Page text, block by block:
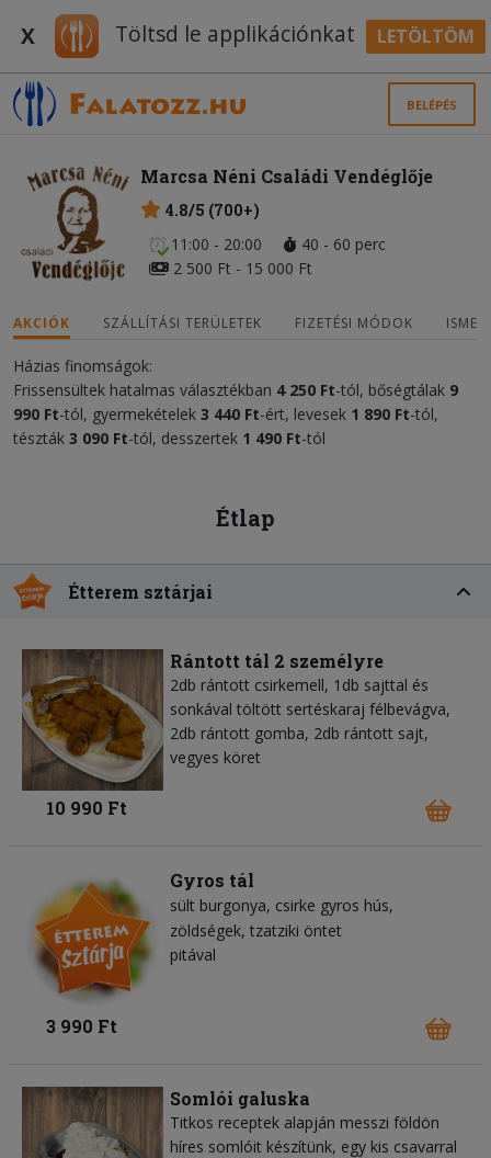
X Töltsd le applikációnkat LETÖLTÖM
BELÉPÉS
Marcsa Néni Családi Vendéglője
4.8/5 (700+)
11:00 - 20:00
40 - 60 perc
2 500 Ft - 15 000 Ft
AKCIÓK SZÁLLÍTÁSI TERÜLETEK FIZETÉSI MÓDOK
Házias finomságok:
Frissensültek hatalmas választékban 4 250 Ft-tól, bőségtálak 9
990 Ft-tól, gyermekételek 3 440 Ft-ért, levesek 1 890 Ft-tól,
tészták 3 090 Ft-tól, desszertek 1 490 Ft-tól
Étlap
Étterem sztárjai
Rántott tál 2 személyre
2db rántott csirkemell, 1db sajttal és
sonkával töltött sertéskaraj félbevágva,
2db rántott gomba, 2db rántott sajt,
vegyes köret
10 990 Ft
Gyros tál
sült burgonya csirke gyros hús
zöldségek tzatziki öntet
pitával
3 990 Ft
Somlói galuska
Titkos receptek alapján messzi földön
híres somlóit készítünk, egy kis csavarral